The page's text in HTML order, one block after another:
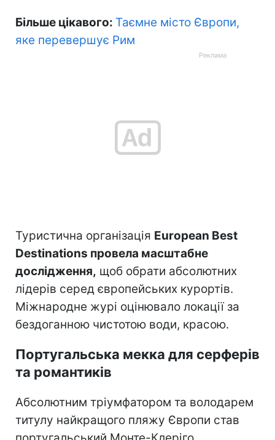
Більше цікавого: Таємне місто Європи,
яке перевершує Рим
Туристична організація European Best
Destinations провела масштабне
дослідження, щоб обрати абсолютних
лідерів серед європейських курортів.
Міжнародне журі оцінювало локації за
бездоганною чистотою води, красою.
Португальська мекка для серферів
та романтиків
Абсолютним тріумфатором та володарем
титулу найкращого пляжу Європи став